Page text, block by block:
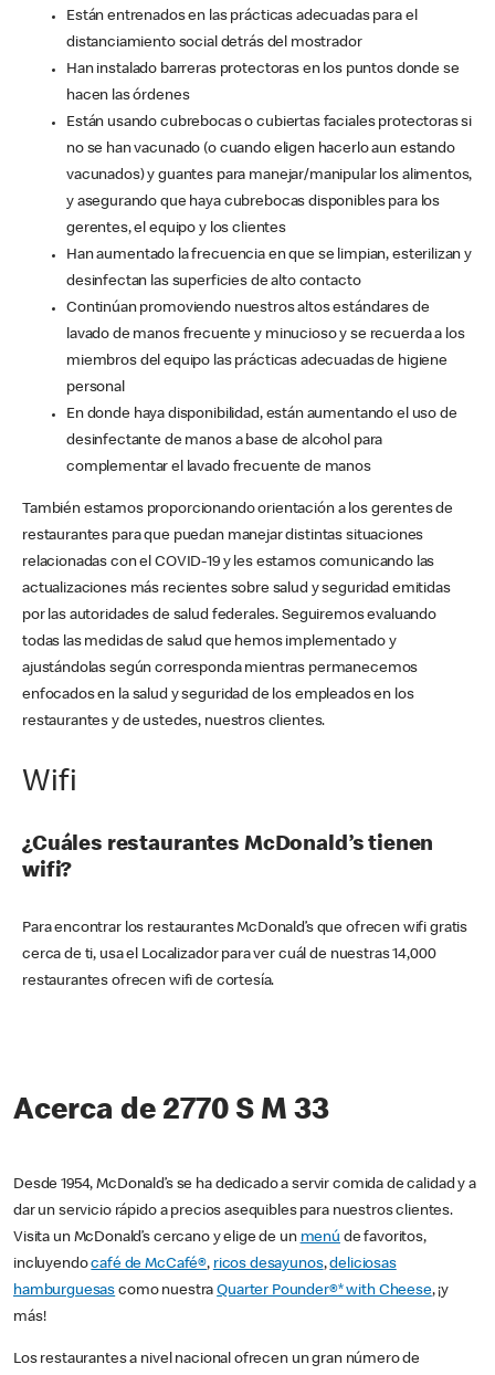
Están entrenados en las prácticas adecuadas para el
distanciamiento social detrás del mostrador
Han instalado barreras protectoras en los puntos donde se
hacen las órdenes
Están usando cubrebocas o cubiertas faciales protectoras si
no se han vacunado (o cuando eligen hacerlo aun estando
vacunados) y guantes para manejar/manipular los alimentos,
y asegurando que haya cubrebocas disponibles para los
gerentes, el equipo y los clientes
Han aumentado la frecuencia en que se limpian, esterilizan y
desinfectan las superficies de alto contacto
Continúan promoviendo nuestros altos estándares de
lavado de manos frecuente y minucioso y se recuerda a los
miembros del equipo las prácticas adecuadas de higiene
personal
En donde haya disponibilidad, están aumentando el uso de
desinfectante de manos a base de alcohol para
complementar el lavado frecuente de manos
También estamos proporcionando orientación a los gerentes de
restaurantes para que puedan manejar distintas situaciones
relacionadas con el COVID-19 y les estamos comunicando las
actualizaciones más recientes sobre salud y seguridad emitidas
por las autoridades de salud federales. Seguiremos evaluando
todas las medidas de salud que hemos implementado y
ajustándolas según corresponda mientras permanecemos
enfocados en la salud y seguridad de los empleados en los
restaurantes y de ustedes, nuestros clientes.
Wifi
¿Cuáles restaurantes McDonald’s tienen
wifi?
Para encontrar los restaurantes McDonald’s que ofrecen wifi gratis
cerca de ti, usa el Localizador para ver cuál de nuestras 14,000
restaurantes ofrecen wifi de cortesía.
Acerca de 2770 S M 33
Desde 1954, McDonald’s se ha dedicado a servir comida de calidad y a
dar un servicio rápido a precios asequibles para nuestros clientes.
Visita un McDonald’s cercano y elige de un menú de favoritos,
incluyendocafé de McCafé®, ricos desayunos,deliciosas
hamburguesas como nuestraQuarter Pounder®* with Cheese, ¡y
más!
Los restaurantes a nivel nacional ofrecen un gran número de